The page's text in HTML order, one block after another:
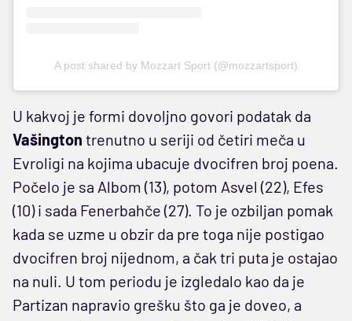
A post shared by Mozzart Sport (@mozzartsport)
U kakvoj je formi dovoljno govori podatak da
Vašington trenutno u seriji od četiri meča u
Evroligi na kojima ubacuje dvocifren broj poena.
Počelo je sa Albom (13), potom Asvel (22), Efes
(10) i sada Fenerbahče (27). To je ozbiljan pomak
kada se uzme u obzir da pre toga nije postigao
dvocifren broj nijednom, a čak tri puta je ostajao
na nuli. U tom periodu je izgledalo kao da je
Partizan napravio grešku što ga je doveo, a